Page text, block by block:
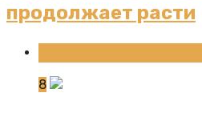
продолжает расти
8